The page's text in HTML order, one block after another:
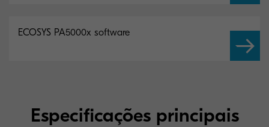
ECOSYS PA5000x software
Especificações principais